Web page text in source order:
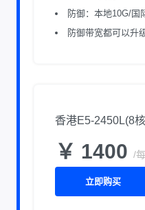
防御：本地10G/国
防御带宽都可以升
香港E5-2450L(8
￥ 1400 /
立即购买